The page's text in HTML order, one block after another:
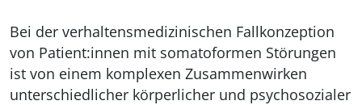
Bei der verhaltensmedizinischen Fallkonzeption
von Patient:innen mit somatoformen Störungen
ist von einem komplexen Zusammenwirken
unterschiedlicher körperlicher und psychosozialer